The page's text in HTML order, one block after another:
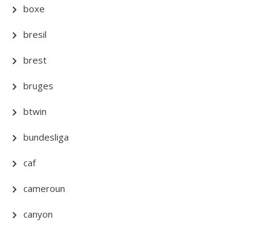
boxe
bresil
brest
bruges
btwin
bundesliga
caf
cameroun
canyon